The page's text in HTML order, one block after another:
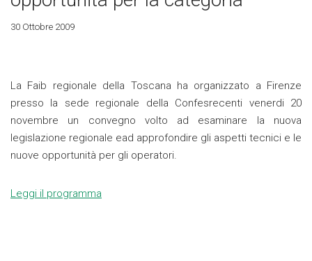
30 Ottobre 2009
La Faib regionale della Toscana ha organizzato a Firenze
presso la sede regionale della Confesrecenti venerdi 20
novembre un convegno volto ad esaminare la nuova
legislazione regionale ead approfondire gli aspetti tecnici e le
nuove opportunità per gli operatori.
Leggi il programma